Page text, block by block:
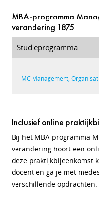
MBA-programma
verandering 1875
Studieprogramma
MC Management,
Inclusief online
Bij het MBA-programma
verandering hoort een
deze praktijkbijeenkomst
docent en ga je met
verschillende opdrachten.